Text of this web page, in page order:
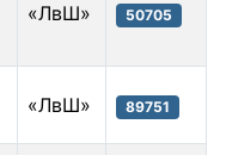
«ЛвШ» 50705
«ЛвШ» 89751